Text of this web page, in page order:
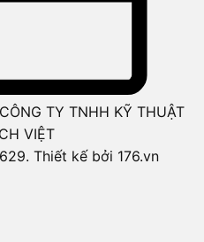
TY TNHH KỸ THUẬT
VIỆT
Thiết kế bởi 176.vn